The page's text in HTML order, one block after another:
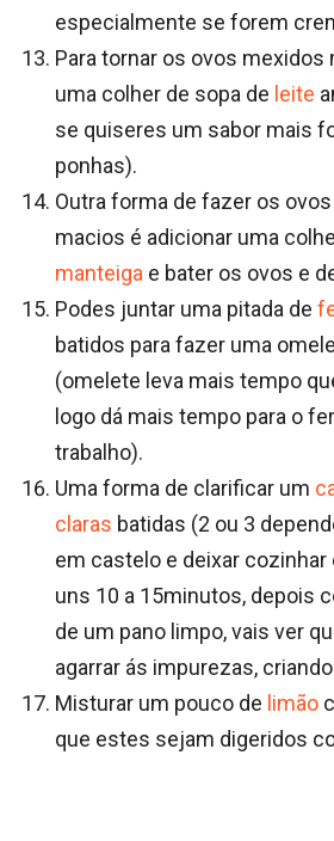
especialmente se forem
Para tornar os ovos mexidos
uma colher de sopa de leite
se quiseres um sabor mais
ponhas).
Outra forma de fazer os
macios é adicionar uma
manteiga e bater os ovos e
Podes juntar uma pitada de
batidos para fazer uma
(omelete leva mais tempo
logo dá mais tempo para o
trabalho).
Uma forma de clarificar um
claras batidas (2 ou 3
em castelo e deixar
uns 10 a 15minutos, depois
de um pano limpo, vais ver
agarrar ás impurezas,
Misturar um pouco de limão
que estes sejam digeridos